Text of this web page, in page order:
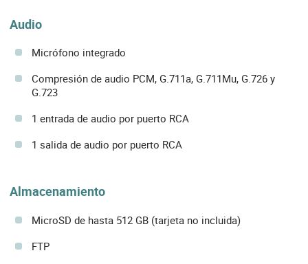
Audio
Micrófono integrado
Compresión de audio PCM, G.711a, G.711Mu, G.726 y
G.723
1 entrada de audio por puerto RCA
1 salida de audio por puerto RCA
Almacenamiento
MicroSD de hasta 512 GB (tarjeta no incluida)
FTP